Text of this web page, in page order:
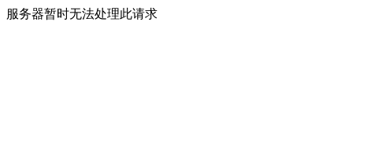
服务器暂时无法处理此请求